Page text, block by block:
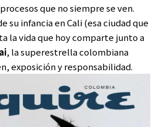
que no siempre se ven.
su infancia en Cali (esa ciudad que
la vida que hoy comparte junto a
, la superestrella colombiana
exposición y responsabilidad.